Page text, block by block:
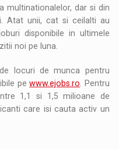
multinationalelor, dar si din
Atat unii, cat si ceilalti au
disponibile in ultimele
noi pe luna.
locuri de munca pentru
pewww.ejobs.ro . Pentru
1,1 si 1,5 milioane de
care isi cauta activ un